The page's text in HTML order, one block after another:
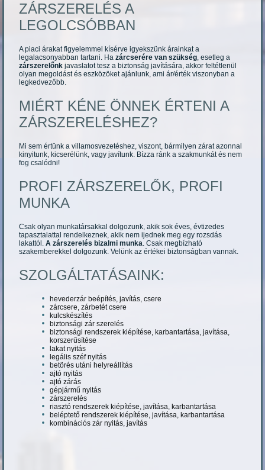
ZÁRSZERELÉS A
LEGOLCSÓBBAN
A piaci árakat figyelemmel kísérve igyekszünk árainkat a
legalacsonyabban tartani. Hazárcserére van szükség, esetleg a
zárszerelőnk javaslatot tesz a biztonság javítására, akkor feltétlenül
olyan megoldást és eszközöket ajánlunk, ami ár/érték viszonyban a
legkedvezőbb.
MIÉRT KÉNE ÖNNEK ÉRTENI A
ZÁRSZERELÉSHEZ?
Mi sem értünk a villamosvezetéshez, viszont, bármilyen zárat azonnal
kinyitunk, kicserélünk, vagy javítunk. Bízza ránk a szakmunkát és nem
fog csalódni!
PROFI ZÁRSZERELŐK, PROFI
MUNKA
Csak olyan munkatársakkal dolgozunk, akik sok éves, évtizedes
tapasztalattal rendelkeznek, akik nem ijednek meg egy rozsdás
lakattól.A zárszerelés bizalmi munka. Csak megbízható
szakemberekkel dolgozunk. Velünk az értékei biztonságban vannak.
SZOLGÁLTATÁSAINK:
hevederzár beépítés, javítás, csere
zárcsere, zárbetét csere
kulcskészítés
biztonsági zár szerelés
biztonsági rendszerek kiépítése, karbantartása, javítása,
korszerűsítése
lakat nyitás
legális széf nyitás
betörés utáni helyreállítás
ajtó nyitás
ajtó zárás
gépjármű nyitás
zárszerelés
riasztó rendszerek kiépítése, javítása, karbantartása
beléptető rendszerek kiépítése, javítása, karbantartása
kombinációs zár nyitás, javítás